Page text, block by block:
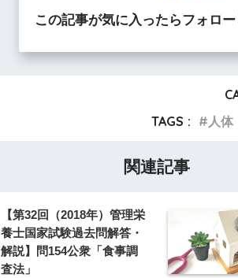
この記事が気に入ったらフォロー
TAGS :
人体
関連記事
【第32回（2018年）管理栄
養士国家試験過去問解答・
解説】問154公衆「食事調
査法」